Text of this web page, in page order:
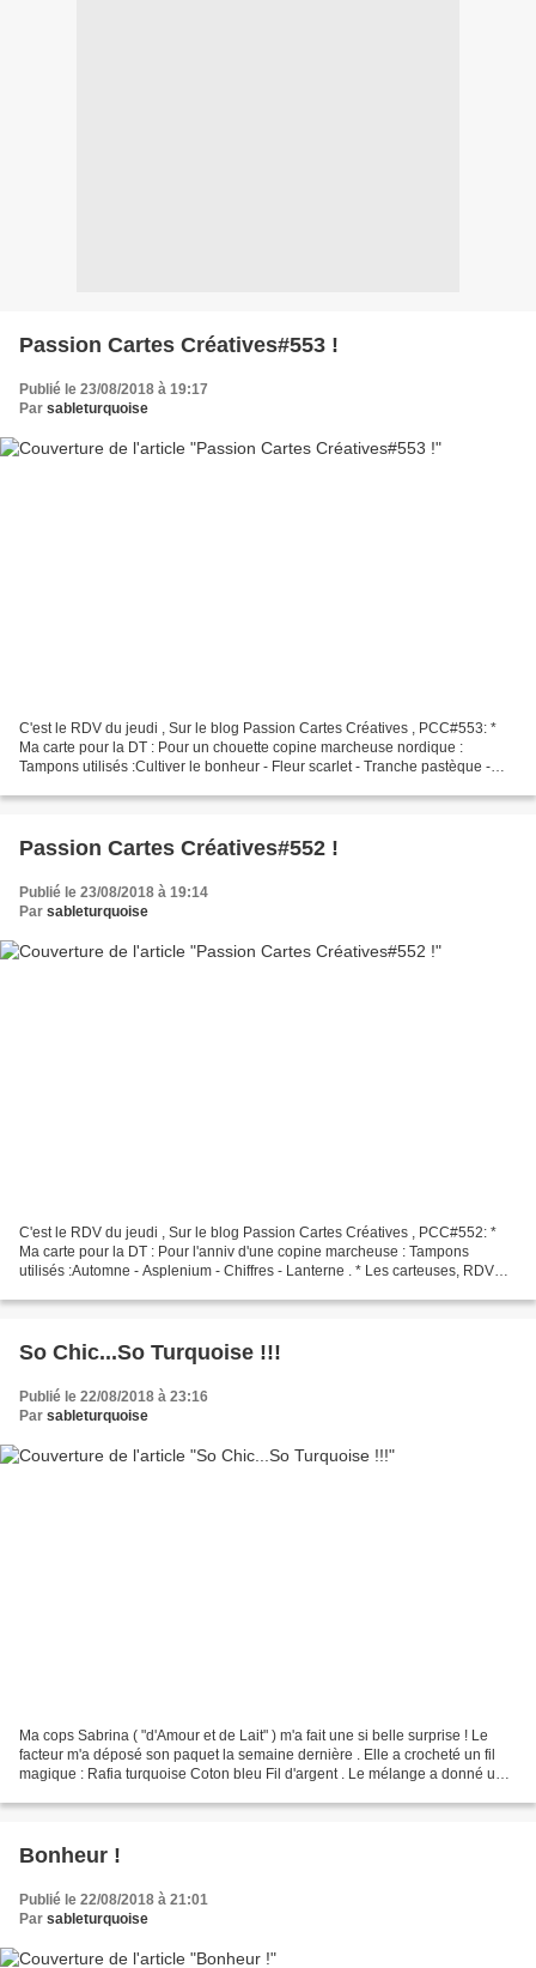
Passion Cartes Créatives#553 !
Publié le 23/08/2018 à 19:17
Par sableturquoise
C'est le RDV du jeudi , Sur le blog Passion Cartes Créatives , PCC#553: *
Ma carte pour la DT : Pour un chouette copine marcheuse nordique :
Tampons utilisés :Cultiver le bonheur - Fleur scarlet - Tranche pastèque -
Passion Cartes Créatives#552 !
Publié le 23/08/2018 à 19:14
Par sableturquoise
C'est le RDV du jeudi , Sur le blog Passion Cartes Créatives , PCC#552: *
Ma carte pour la DT : Pour l'anniv d'une copine marcheuse : Tampons
utilisés :Automne - Asplenium - Chiffres - Lanterne . * Les carteuses, RDV
So Chic...So Turquoise !!!
Publié le 22/08/2018 à 23:16
Par sableturquoise
Ma cops Sabrina ( "d'Amour et de Lait" ) m'a fait une si belle surprise ! Le
facteur m'a déposé son paquet la semaine dernière . Elle a crocheté un fil
magique : Rafia turquoise Coton bleu Fil d'argent . Le mélange a donné un
Bonheur !
Publié le 22/08/2018 à 21:01
Par sableturquoise